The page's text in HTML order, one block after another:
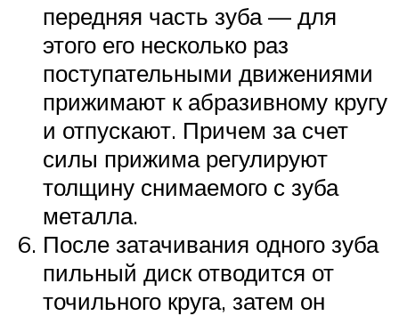
передняя часть зуба — для
этого его несколько раз
поступательными движениями
прижимают к абразивному кругу
и отпускают. Причем за счет
силы прижима регулируют
толщину снимаемого с зуба
металла.
После затачивания одного зуба
пильный диск отводится от
точильного круга, затем он